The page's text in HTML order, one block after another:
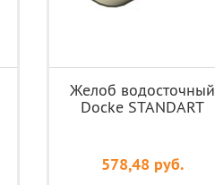
Желоб водосточный
Docke STANDART
578,48 руб.